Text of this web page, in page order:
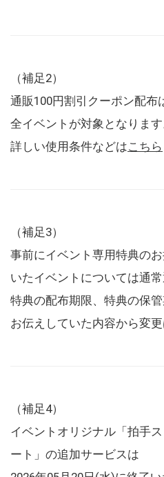
（補足2）
通販100円割引クーポン配布
全イベントが対象となります
詳しい使用条件などはこちら
（補足3）
事前にイベント専用特典の
いたイベントについては通常
特典の配布期限、特典の保
お伝えしていた内容から変更
（補足4）
イベントオリジナル「拍手
ート」の追加サービスは